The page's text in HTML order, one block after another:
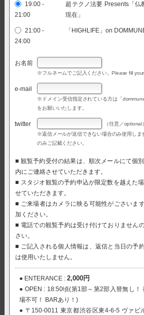
19:00 -
21:00
超テクノ法要 Presents「
現在」
21:00 -
24:00
「HIGHLIFE」on
お名前
※フルネームでご記入ください。Please fill
e-mail
※ドメイン受信指定されている方は「
をお願いいたします。
twitter
（任意／optional）
※返信メールが送信できない場合のみ使用しま
のみご記載ください。
■ 観覧予約受付の結果は、順次メールにて個
内にご連絡させていただきます。
■ スタジオ観覧の予約申込が限定数を越えた
せていただきます。
■ ご来場者はカメラに映る可能性がごさいま
加ください。
■ 電話での観覧予約は受け付けておりません
さい。
■ ご記入される個人情報は、返信と当日の予
は使用いたしません。
● ENTERANCE :2,000円
● OPEN : 18:50頃(第1部～第2部入替無し！
場不可！ BARあり！)
● 〒150-0011 東京都渋谷区東4-6-5 ヴァビ